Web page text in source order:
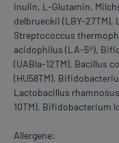
Inulin, L-Glutamin,
delbrueckii (LBY-27TM),
Streptococcus
acidophilus (LA-5®),
(UABla-12TM), Bacillus
(HU58TM),
Lactobacillus
10TM), Bifidobacterium
Allergene: